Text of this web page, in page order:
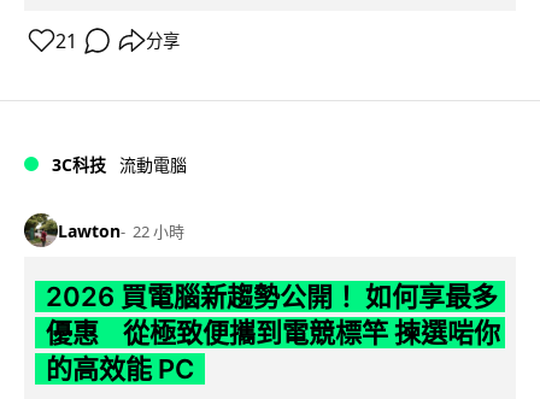
21 分享
3C科技 流動電腦
Lawton 22 小時
2026 買電腦新趨勢公開！ 如何享最多
優惠 從極致便攜到電競標竿 揀選啱你
的高效能 PC